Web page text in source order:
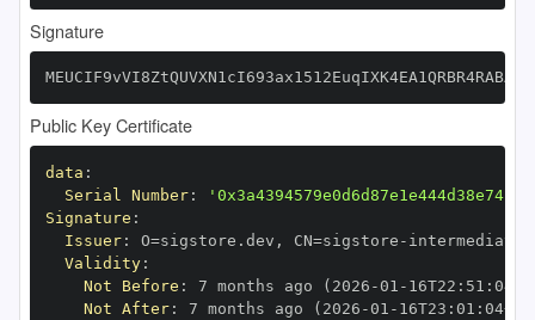
Signature
Public Key Certificate
data :
Serial Number:
Signature :
Issuer: O=sigstore.dev , CN=sigstore -
Validity:
Not Before : 7 months ago (2026 -01 - 16T22 : 51 :
Not After: 7 months ago (2026 -01 - 16T23 : 01 : 04+00